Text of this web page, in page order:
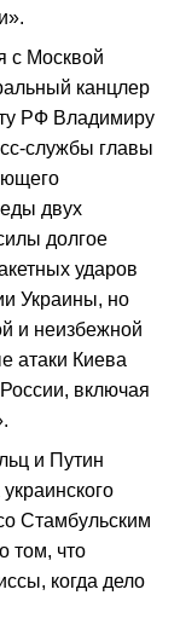
с Москвой
канцлер
РФ Владимиру
службы главы
двух
долгое
ударов
Украины, но
и неизбежной
атаки Киева
включая
и Путин
Стамбульским
том, что
когда дело